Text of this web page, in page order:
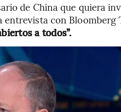
de China que quiera
entrevista con Bloomberg
a todos”.